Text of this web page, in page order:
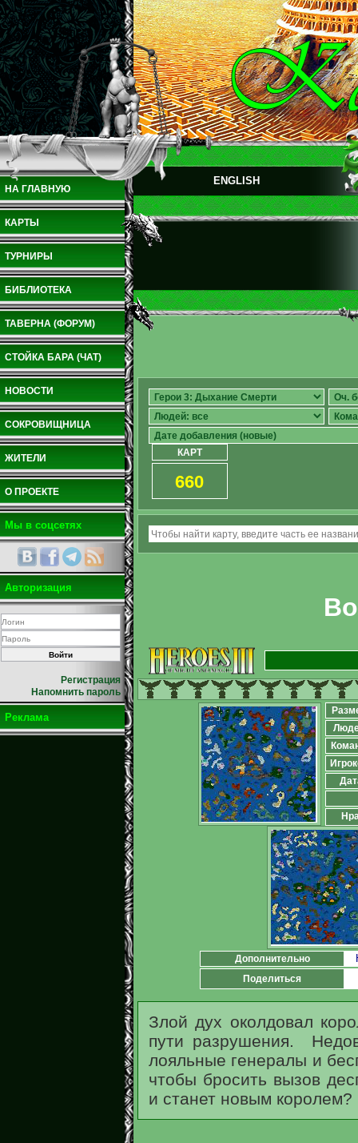
НА ГЛАВНУЮ
КАРТЫ
ТУРНИРЫ
БИБЛИОТЕКА
ТАВЕРНА (ФОРУМ)
СТОЙКА БАРА (ЧАТ)
НОВОСТИ
СОКРОВИЩНИЦА
ЖИТЕЛИ
О ПРОЕКТЕ
Мы в соцсетях
Авторизация
Регистрация
Напомнить пароль
Реклама
ENGLISH
КАРТ
660
Дополнительно
Поделиться
Злой дух околдовал
пути разрушения.
лояльные генералы и
чтобы бросить вызов
и станет новым королем?